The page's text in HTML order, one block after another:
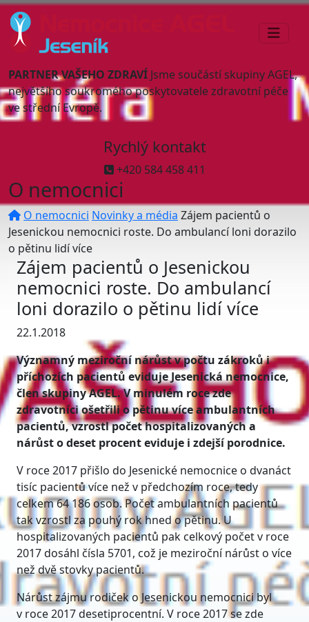
PARTNER VAŠEHO ZDRAVÍ Jsme součástí skupiny AGEL,
největšího soukromého poskytovatele zdravotní péče
ve střední Evropě.
Rychlý kontakt
+420 584 458 411
O nemocnici
O nemocnici Novinky a média Zájem pacientů o
Jesenickou nemocnici roste. Do ambulancí loni dorazilo
o pětinu lidí více
Zájem pacientů o Jesenickou
nemocnici roste. Do ambulancí
loni dorazilo o pětinu lidí více
22.1.2018
Významný meziroční nárůst v počtu zákroků i
příchozích pacientů eviduje Jesenická nemocnice,
člen skupiny AGEL. V minulém roce zde
zdravotníci ošetřili o pětinu více ambulantních
pacientů, vzrostl počet hospitalizovaných a
nárůst o deset procent eviduje i zdejší porodnice.
V roce 2017 přišlo do Jesenické nemocnice o dvanáct
tisíc pacientů více než v předchozím roce, tedy
celkem 64 186 osob. Počet ambulantních pacientů
tak vzrostl za pouhý rok hned o pětinu. U
hospitalizovaných pacientů pak celkový počet v roce
2017 dosáhl čísla 5701, což je meziroční nárůst o více
než dvě stovky pacientů.
Nárůst zájmu rodiček o Jesenickou nemocnici byl
v roce 2017 desetiprocentní. V roce 2017 se zde